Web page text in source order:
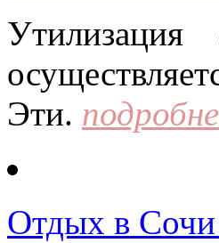
Эти.
Отдых в Сочи